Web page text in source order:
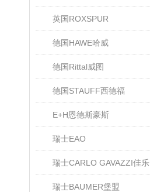
英国ROXSPUR
德国HAWE哈威
德国Rittal威图
德国STAUFF西德福
E+H恩德斯豪斯
瑞士EAO
瑞士CARLO GAVAZZI佳乐
瑞士BAUMER堡盟